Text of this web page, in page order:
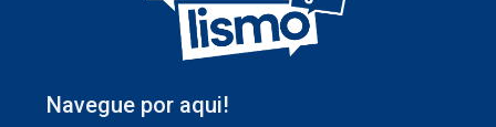
Navegue por aqui!